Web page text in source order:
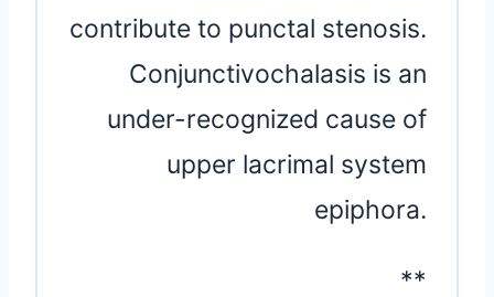
contribute to punctal stenosis.
Conjunctivochalasis is an
under-recognized cause of
upper lacrimal system
epiphora.
**